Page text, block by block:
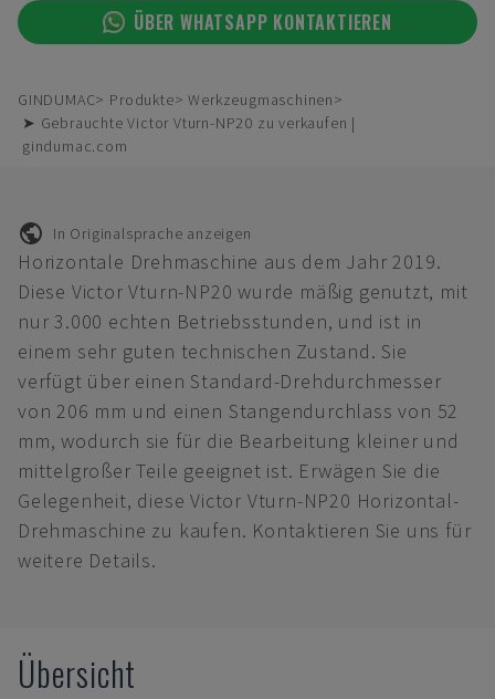
ÜBER WHATSAPP KONTAKTIEREN
GINDUMAC Produkte
Werkzeugmaschinen
➤ Gebrauchte Victor Vturn-NP20 zu verkaufen |
gindumac.com
In Originalsprache anzeigen
Horizontale Drehmaschine aus dem Jahr 2019.
Diese Victor Vturn-NP20 wurde mäßig genutzt, mit
nur 3.000 echten Betriebsstunden, und ist in
einem sehr guten technischen Zustand. Sie
verfügt über einen Standard-Drehdurchmesser
von 206 mm und einen Stangendurchlass von 52
mm, wodurch sie für die Bearbeitung kleiner und
mittelgroßer Teile geeignet ist. Erwägen Sie die
Gelegenheit, diese Victor Vturn-NP20 Horizontal-
Drehmaschine zu kaufen. Kontaktieren Sie uns für
weitere Details.
Übersicht